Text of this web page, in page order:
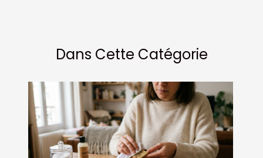
Dans Cette Catégorie